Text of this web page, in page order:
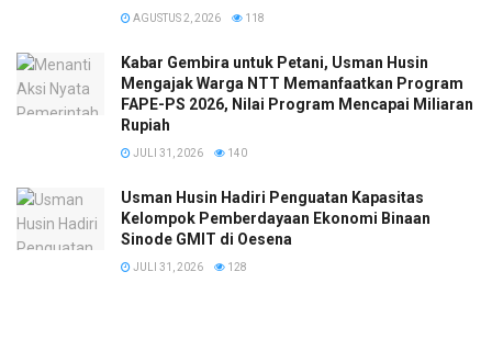
AGUSTUS 2, 2026 118
Kabar Gembira untuk Petani, Usman Husin
Mengajak Warga NTT Memanfaatkan Program
FAPE-PS 2026, Nilai Program Mencapai Miliaran
Rupiah
JULI 31, 2026 140
​Usman Husin Hadiri Penguatan Kapasitas
Kelompok Pemberdayaan Ekonomi Binaan
Sinode GMIT di Oesena
JULI 31, 2026 128